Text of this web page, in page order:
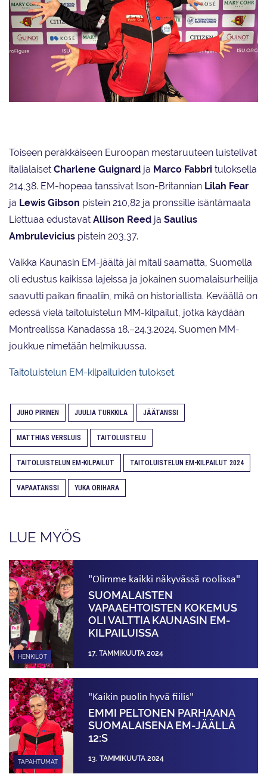
Toiseen peräkkäiseen Euroopan mestaruuteen luistelivat
italialaiset Charlene Guignard ja Marco Fabbri tuloksella
214,38. EM-hopeaa tanssivat Ison-Britannian Lilah Fear
ja Lewis Gibson pistein 210,82 ja pronssille isäntämaata
Liettuaa edustavat Allison Reed ja Saulius
Ambrulevicius pistein 203,37.
Vaikka Kaunasin EM-jäältä jäi mitali saamatta, Suomella
oli edustus kaikissa lajeissa ja jokainen suomalaisurheilija
saavutti paikan finaaliin, mikä on historiallista. Keväällä on
edessä vielä taitoluistelun MM-kilpailut, jotka käydään
Montrealissa Kanadassa 18.–24.3.2024. Suomen MM-
joukkue nimetään helmikuussa.
Taitoluistelun EM-kilpailuiden tulokset.
JUHO PIRINEN JUULIA TURKKILA JÄÄTANSSI
MATTHIAS VERSLUIS TAITOLUISTELU
TAITOLUISTELUN EM-KILPAILUT TAITOLUISTELUN EM-KILPAILUT 2024
VAPAATANSSI YUKA ORIHARA
LUE MYÖS
HENKILÖT
"Olimme kaikki näkyvässä roolissa"
SUOMALAISTEN
VAPAAEHTOISTEN KOKEMUS
OLI VALTTIA KAUNASIN EM-
KILPAILUISSA
17. TAMMIKUUTA 2024
TAPAHTUMAT
"Kaikin puolin hyvä fiilis"
EMMI PELTONEN PARHAANA
SUOMALAISENA EM-JÄÄLLÄ
12:S
13. TAMMIKUUTA 2024